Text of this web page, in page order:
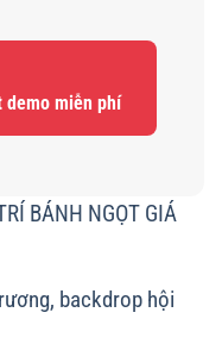
demo miễn phí
BÁNH NGỌT GIÁ
backdrop hội